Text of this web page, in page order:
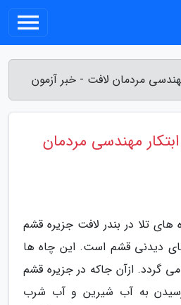
مردمان لافت - خبر آزمون
مهندسی مردمان
های تلا در بندر لافت جزیره قشم
دیدنی قشم است. این چاه ها
گردد. ازآن جاکه در جزیره قشم
رسیدن به آب شیرین و آب شرب